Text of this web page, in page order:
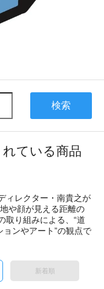
検索
れている商品
ィレクター・南貴之が
や顔が見える距離の
取り組みによる、“道
ョンやアート”の観点で
新着順